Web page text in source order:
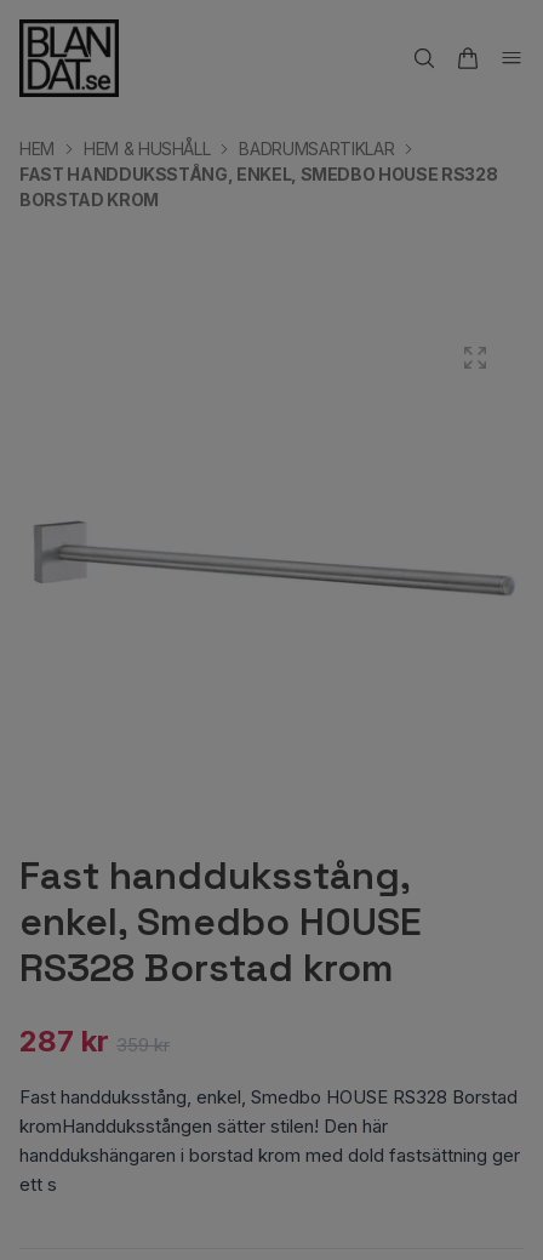
HEM HEM & HUSHÅLL
BADRUMSARTIKLAR
FAST HANDDUKSSTÅNG, ENKEL, SMEDBO HOUSE RS328
BORSTAD KROM
Fast handduksstång,
enkel, Smedbo HOUSE
RS328 Borstad krom
287 kr 359 kr
Fast handduksstång, enkel, Smedbo HOUSE RS328 Borstad
kromHandduksstången sätter stilen! Den här
handdukshängaren i borstad krom med dold fastsättning ger
ett s